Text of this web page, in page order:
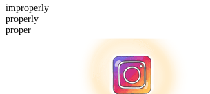
improperly
properly
proper